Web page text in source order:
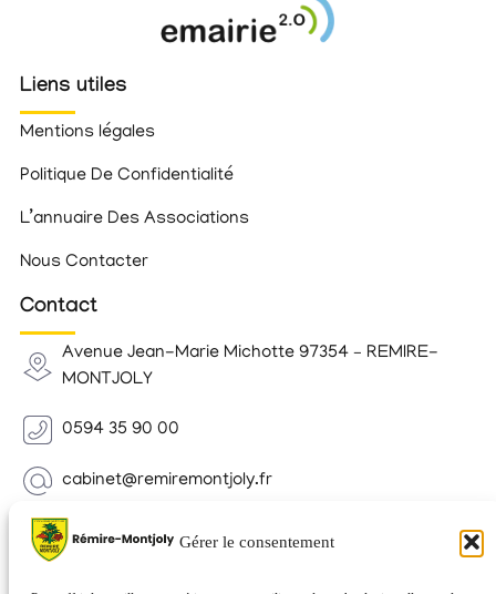
Gérer le consentement
Liens utiles
Mentions légales
Politique De Confidentialité
L’annuaire Des Associations
Nous Contacter
Contact
Avenue Jean-Marie Michotte 97354 – REMIRE-
MONTJOLY
0594 35 90 00
cabinet@remiremontjoly.fr
Newsletter